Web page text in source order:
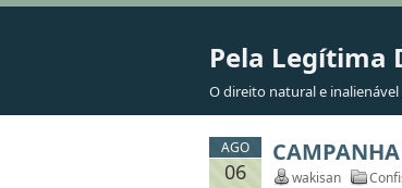
Pela Legítima
O direito natural e
AGO
06
CAMPANHA
wakisan